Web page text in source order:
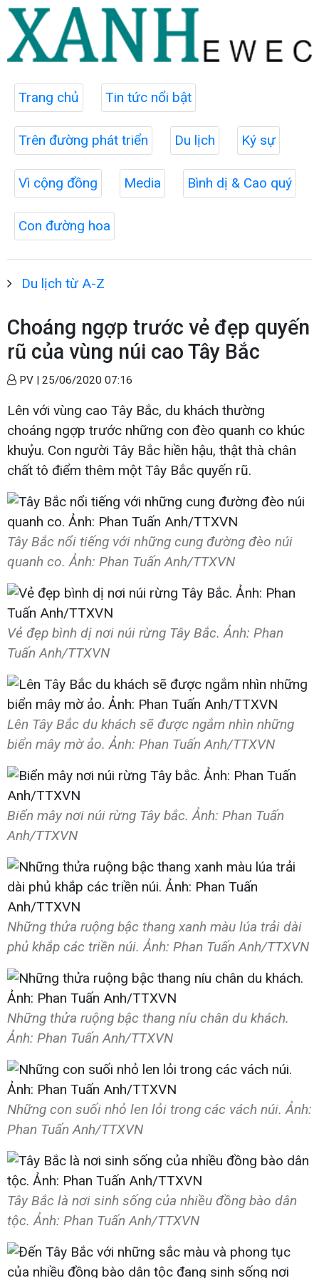
Trang chủ Tin tức nổi bật
Trên đường phát triển Du lịch Ký sự
Vì cộng đồng Media Bình dị & Cao quý
Con đường hoa
Du lịch từ A-Z
Choáng ngợp trước vẻ đẹp quyến
rũ của vùng núi cao Tây Bắc
PV | 25/06/2020 07:16
Lên với vùng cao Tây Bắc, du khách thường
choáng ngợp trước những con đèo quanh co khúc
khuỷu. Con người Tây Bắc hiền hậu, thật thà chân
chất tô điểm thêm một Tây Bắc quyến rũ.
Tây Bắc nổi tiếng với những cung đường đèo núi
quanh co. Ảnh: Phan Tuấn Anh/TTXVN
Vẻ đẹp bình dị nơi núi rừng Tây Bắc. Ảnh: Phan
Tuấn Anh/TTXVN
Lên Tây Bắc du khách sẽ được ngắm nhìn những
biển mây mờ ảo. Ảnh: Phan Tuấn Anh/TTXVN
Biển mây nơi núi rừng Tây bắc. Ảnh: Phan Tuấn
Anh/TTXVN
Những thửa ruộng bậc thang xanh màu lúa trải dài
phủ khắp các triền núi. Ảnh: Phan Tuấn Anh/TTXVN
Những thửa ruộng bậc thang níu chân du khách.
Ảnh: Phan Tuấn Anh/TTXVN
Những con suối nhỏ len lỏi trong các vách núi. Ảnh:
Phan Tuấn Anh/TTXVN
Tây Bắc là nơi sinh sống của nhiều đồng bào dân
tộc. Ảnh: Phan Tuấn Anh/TTXVN